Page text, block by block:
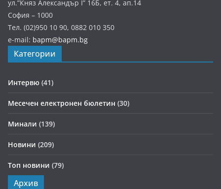
ул.”Княз Александър І” 16Б, ет. 4, ап.14
София – 1000
Тел. (02)950 10 90, 0882 010 350
e-mail: bapm@bapm.bg
Категории
Интервю (41)
Месечен електронен бюлетин (30)
Минали (139)
Новини (209)
Топ новини (79)
Архив